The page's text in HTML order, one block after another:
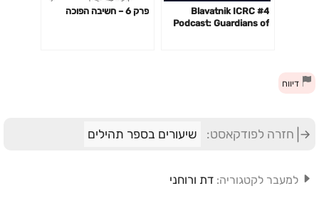
#4 Blavatnik ICRC
Podcast: Guardians of
פרק 6 – חשיבה הפוכה
דיווח
חזרה לפודקאסט: שיעורים בספר תהילים
למעבר לקטגוריה: דת ורוחני